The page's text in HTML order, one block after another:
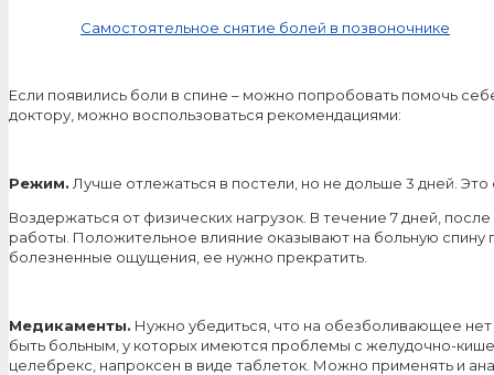
Самостоятельное снятие болей в позвоночнике
Если появились боли в спине – можно попробовать помочь
доктору, можно воспользоваться рекомендациями:
Режим. Лучше отлежаться в постели, но не дольше 3 дней.
Воздержаться от физических нагрузок. В течение 7 дней,
работы. Положительное влияние оказывают на больную спину
болезненные ощущения, ее нужно прекратить.
Медикаменты. Нужно убедиться, что на обезболивающее
быть больным, у которых имеются проблемы с желудочно-
целебрекс, напроксен в виде таблеток. Можно применять и